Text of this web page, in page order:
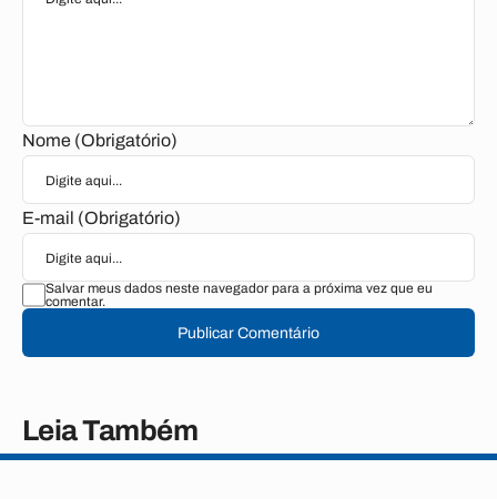
Nome (Obrigatório)
E-mail (Obrigatório)
Salvar meus dados neste navegador para a próxima vez que eu
comentar.
Publicar Comentário
Leia Também